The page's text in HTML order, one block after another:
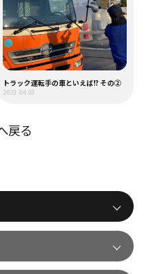
トラック運転手の車といえば!? その②
2023.04.03
戻る